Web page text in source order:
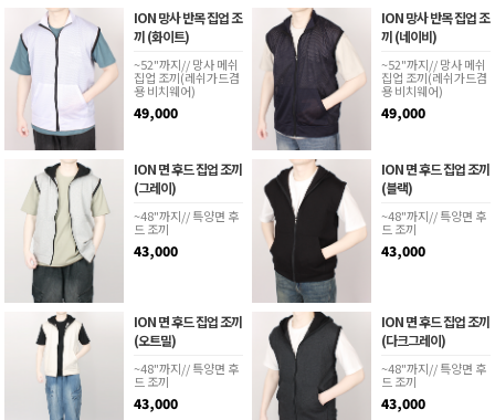
ION 망사 반목 집업 조
끼 (화이트)
~52"까지// 망사 메쉬
집업 조끼(레쉬가드겸
용 비치웨어)
49,000
ION 망사 반목 집업 조
끼 (네이비)
~52"까지// 망사 메쉬
집업 조끼(레쉬가드겸
용 비치웨어)
49,000
ION 면 후드 집업 조끼
(그레이)
~48"까지// 특양면 후
드 조끼
43,000
ION 면 후드 집업 조끼
(블랙)
~48"까지// 특양면 후
드 조끼
43,000
ION 면 후드 집업 조끼
(오트밀)
~48"까지// 특양면 후
드 조끼
43,000
ION 면 후드 집업 조끼
(다크그레이)
~48"까지// 특양면 후
드 조끼
43,000